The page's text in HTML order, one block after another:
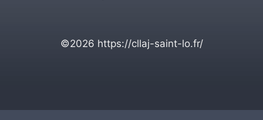
©2026 https://cllaj-saint-lo.fr/